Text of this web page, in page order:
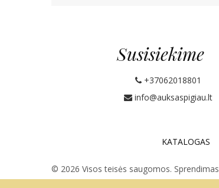
Susisiekime
+37062018801
info@auksaspigiau.lt
KATALOGAS
© 2026 Visos teisės saugomos. Sprendimas